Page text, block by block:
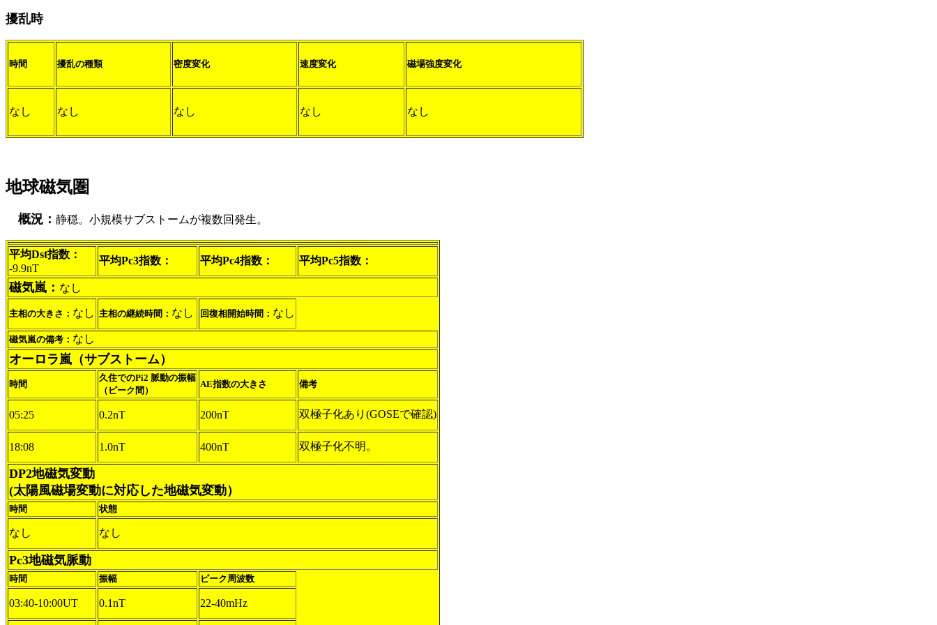
擾乱時
時間 擾乱の種類 密度変化 速度変化 磁場強度変化
なし なし なし なし なし
地球磁気圏
概況： 静穏。小規模サブストームが複数回発生。
平均Dst指数：
-9.9nT
平均Pc3指数： 平均Pc4指数： 平均Pc5指数：
磁気嵐： なし
主相の大きさ： なし 主相の継続時間： なし 回復相開始時間： なし
磁気嵐の備考： なし
オーロラ嵐（サブストーム）
時間
久住でのPi2 脈動の振幅
（ピーク間）
AE指数の大きさ 備考
05:25 0.2nT 200nT 双極子化あり(GOSEで確認)
18:08 1.0nT 400nT 双極子化不明。
DP2地磁気変動
(太陽風磁場変動に対応した地磁気変動）
時間 状態
なし なし
Pc3地磁気脈動
時間 振幅 ピーク周波数
03:40-10:00UT 0.1nT 22-40mHz